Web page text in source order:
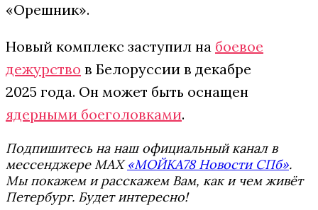
«Орешник».
Новый комплекс заступил на боевое
дежурство в Белоруссии в декабре
2025 года. Он может быть оснащен
ядерными боеголовками.
Подпишитесь на наш официальный канал в
мессенджере MAX«МОЙКА78 Новости СПб».
Мы покажем и расскажем Вам, как и чем живёт
Петербург. Будет интересно!